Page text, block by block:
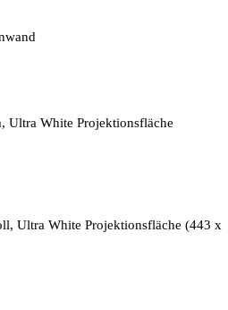
Ultra White Projektionsfläche
Ultra White Projektionsfläche (443 x